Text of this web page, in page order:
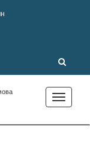
Toggle
navigation